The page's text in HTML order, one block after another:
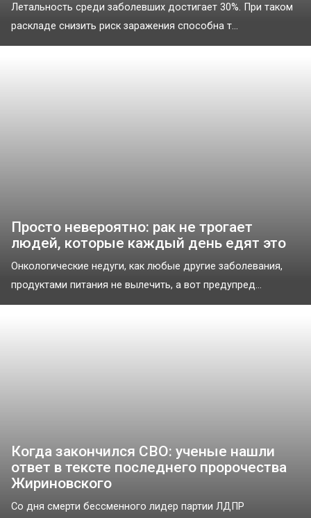
Летальность среди заболевших достигает 30%. При таком
раскладе снизить риск заражения способна т...
Просто невероятно: рак не трогает
людей, которые каждый день едят это
Онкологические недуги, как любые другие заболевания,
продуктами питания не вылечить, а вот предупред...
Когда закончился СВО: ученые нашли
ответ в тексте последнего пророчества
Жириновского
Со дня смерти бессменного лидер партии ЛДПР